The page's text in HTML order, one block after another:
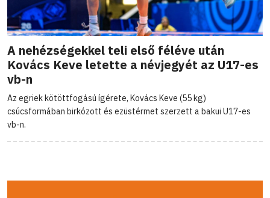
A nehézségekkel teli első féléve után
Kovács Keve letette a névjegyét az U17-es
vb-n
Az egriek kötöttfogású ígérete, Kovács Keve (55 kg)
csúcsformában birkózott és ezüstérmet szerzett a bakui U17-es
vb-n.